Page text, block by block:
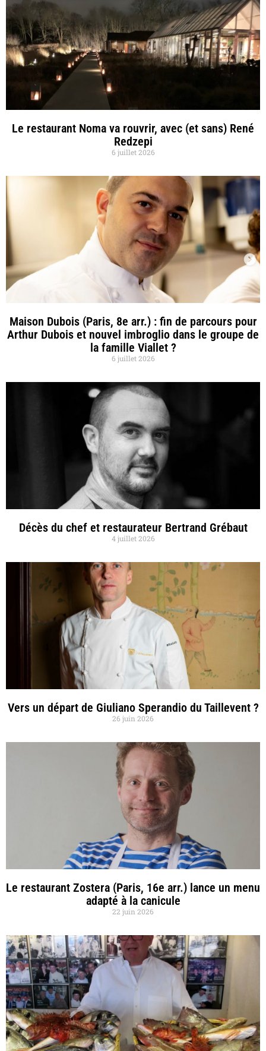
Le restaurant Noma va rouvrir, avec (et sans) René
Redzepi
6 juillet 2026
Maison Dubois (Paris, 8e arr.) : fin de parcours pour
Arthur Dubois et nouvel imbroglio dans le groupe de
la famille Viallet ?
6 juillet 2026
Décès du chef et restaurateur Bertrand Grébaut
4 juillet 2026
Vers un départ de Giuliano Sperandio du Taillevent ?
26 juin 2026
Le restaurant Zostera (Paris, 16e arr.) lance un menu
adapté à la canicule
22 juin 2026